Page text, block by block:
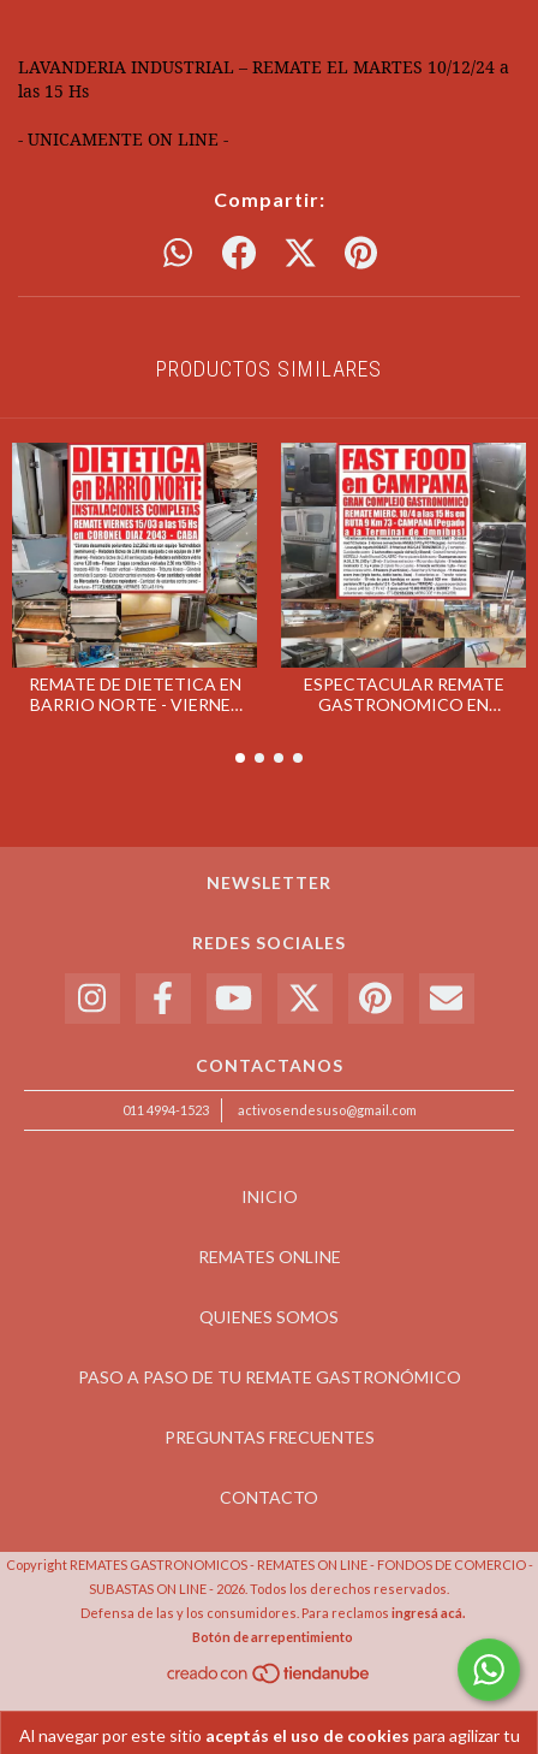
Al navegar por este sitio aceptás el uso de cookies para agilizar tu
LAVANDERIA INDUSTRIAL – REMATE EL MARTES 10/12/24 a
las 15 Hs
- UNICAMENTE ON LINE -
Compartir:
PRODUCTOS SIMILARES
REMATE DE DIETETICA EN
BARRIO NORTE - VIERNES
ESPECTACULAR REMATE
GASTRONOMICO EN
NEWSLETTER
REDES SOCIALES
CONTACTANOS
011 4994-1523 activosendesuso@gmail.com
INICIO
REMATES ONLINE
QUIENES SOMOS
PASO A PASO DE TU REMATE GASTRONÓMICO
PREGUNTAS FRECUENTES
CONTACTO
Copyright REMATES GASTRONOMICOS - REMATES ON LINE - FONDOS DE COMERCIO -
SUBASTAS ON LINE - 2026. Todos los derechos reservados.
Defensa de las y los consumidores. Para reclamos ingresá acá.
Botón de arrepentimiento